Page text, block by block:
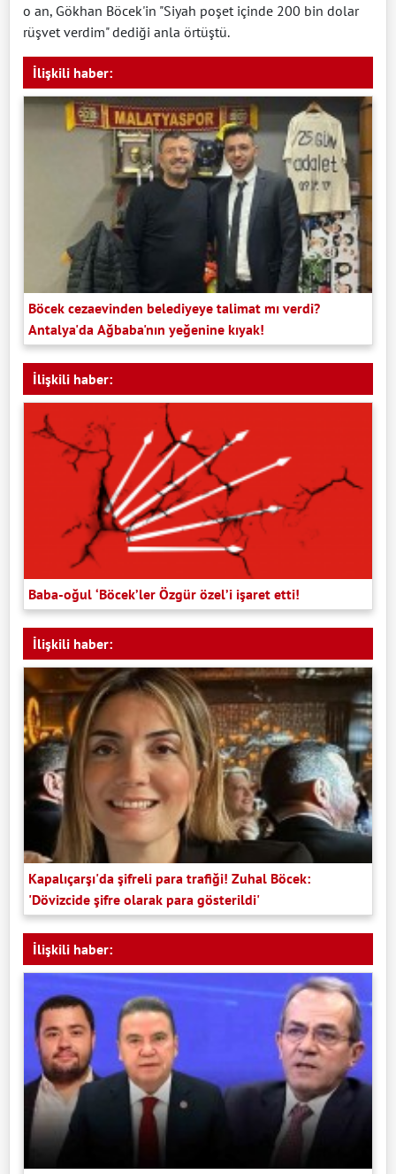
o an, Gökhan Böcek'in "Siyah poşet içinde 200 bin dolar
rüşvet verdim" dediği anla örtüştü.
İlişkili haber:
Böcek cezaevinden belediyeye talimat mı verdi?
Antalya'da Ağbaba'nın yeğenine kıyak!
İlişkili haber:
Baba-oğul ‘Böcek’ler Özgür özel’i işaret etti!
İlişkili haber:
Kapalıçarşı'da şifreli para trafiği! Zuhal Böcek:
'Dövizcide şifre olarak para gösterildi'
İlişkili haber: